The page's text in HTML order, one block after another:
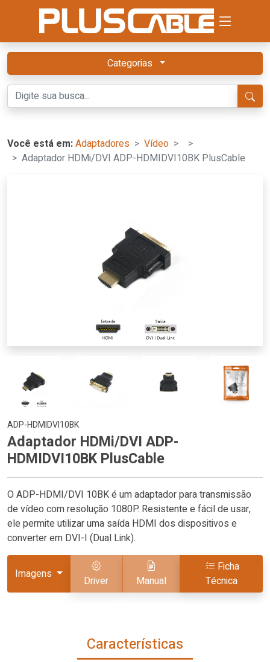
Categorias
Você está em:Adaptadores
Vídeo
Adaptador HDMi/DVI ADP-HDMIDVI10BK PlusCable
ADP-HDMIDVI10BK
Adaptador HDMi/DVI ADP-
HDMIDVI10BK PlusCable
O ADP-HDMI/DVI 10BK é um adaptador para transmissão
de vídeo com resolução 1080P. Resistente e fácil de usar,
ele permite utilizar uma saída HDMI dos dispositivos e
converter em DVI-I (Dual Link).
Imagens Driver Manual
Ficha
Técnica
Características